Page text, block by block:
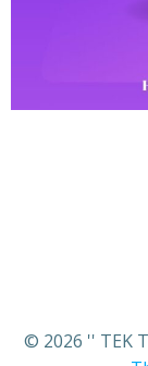
© 2026 '' TEK